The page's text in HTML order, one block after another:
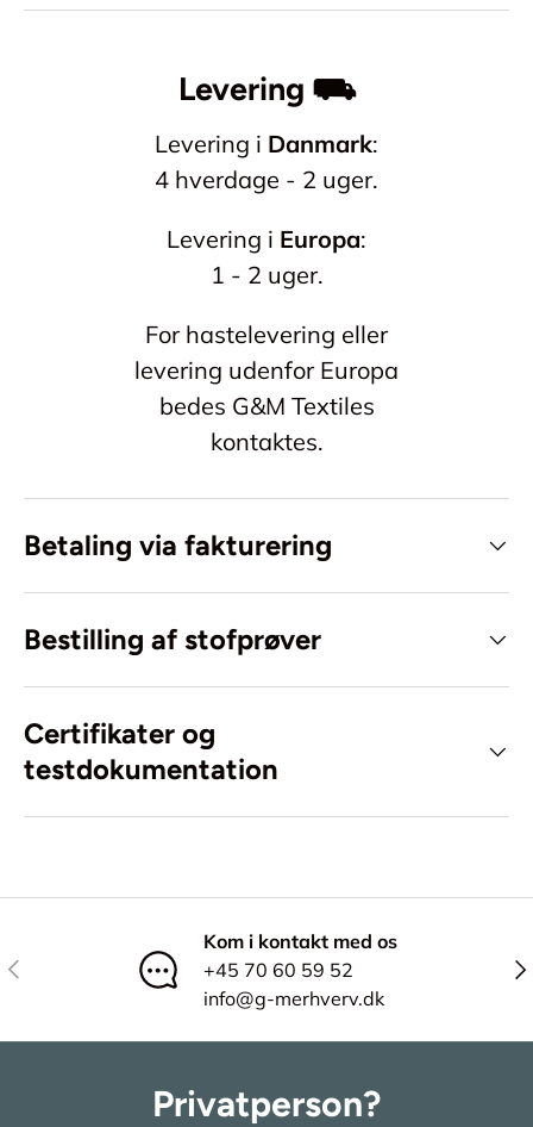
Levering ⛟
Levering i Danmark:
4 hverdage - 2 uger.
Levering i Europa:
1 - 2 uger.
For hastelevering eller
levering udenfor Europa
bedes G&M Textiles
kontaktes.
Betaling via fakturering
Bestilling af stofprøver
Certifikater og
testdokumentation
Tidligere
Kom i kontakt med os
+45 70 60 59 52
info@g-merhverv.dk
Privatperson?